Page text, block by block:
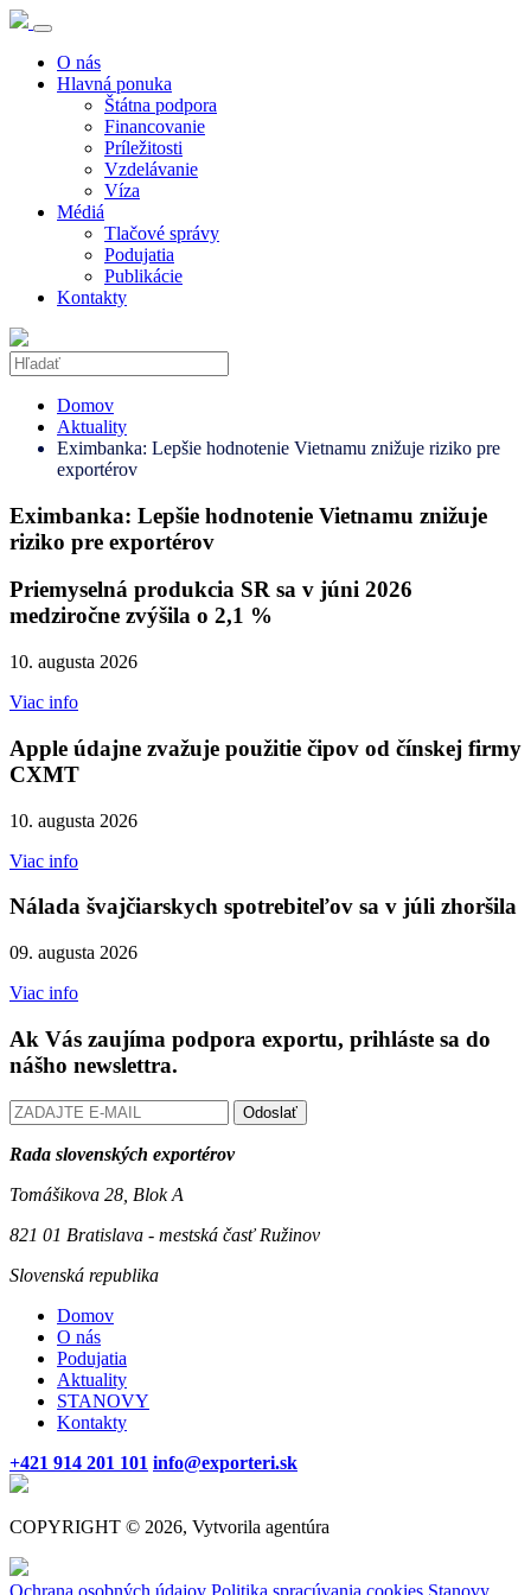
O nás
Hlavná ponuka
Štátna podpora
Financovanie
Príležitosti
Vzdelávanie
Víza
Médiá
Tlačové správy
Podujatia
Publikácie
Kontakty
Domov
Aktuality
Eximbanka: Lepšie hodnotenie Vietnamu znižuje riziko pre
exportérov
Eximbanka: Lepšie hodnotenie Vietnamu znižuje
riziko pre exportérov
Priemyselná produkcia SR sa v júni 2026
medziročne zvýšila o 2,1 %
10. augusta 2026
Viac info
Apple údajne zvažuje použitie čipov od čínskej firmy
CXMT
10. augusta 2026
Viac info
Nálada švajčiarskych spotrebiteľov sa v júli zhoršila
09. augusta 2026
Viac info
Ak Vás zaujíma podpora exportu, prihláste sa do
nášho newslettra.
Odoslať
Rada slovenských exportérov
Tomášikova 28, Blok A
821 01 Bratislava - mestská časť Ružinov
Slovenská republika
Domov
O nás
Podujatia
Aktuality
STANOVY
Kontakty
+421 914 201 101 info@exporteri.sk
COPYRIGHT © 2026, Vytvorila agentúra